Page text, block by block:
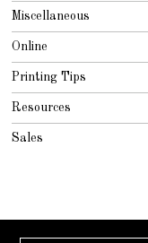
Miscellaneous
Online
Printing Tips
Resources
Sales